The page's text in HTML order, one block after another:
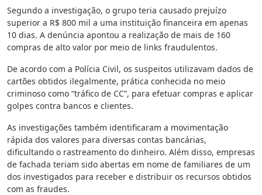
Segundo a investigação, o grupo teria causado prejuízo
superior a R$ 800 mil a uma instituição financeira em apenas
10 dias. A denúncia apontou a realização de mais de 160
compras de alto valor por meio de links fraudulentos.
De acordo com a Polícia Civil, os suspeitos utilizavam dados de
cartões obtidos ilegalmente, prática conhecida no meio
criminoso como “tráfico de CC”, para efetuar compras e aplicar
golpes contra bancos e clientes.
As investigações também identificaram a movimentação
rápida dos valores para diversas contas bancárias,
dificultando o rastreamento do dinheiro. Além disso, empresas
de fachada teriam sido abertas em nome de familiares de um
dos investigados para receber e distribuir os recursos obtidos
com as fraudes.